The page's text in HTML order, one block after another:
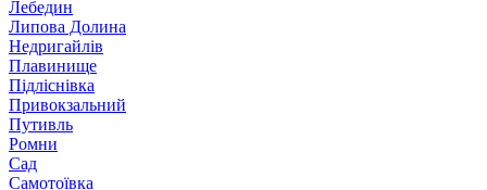
Лебедин
Липова Долина
Недригайлів
Плавинище
Підліснівка
Привокзальний
Путивль
Ромни
Сад
Самотоївка